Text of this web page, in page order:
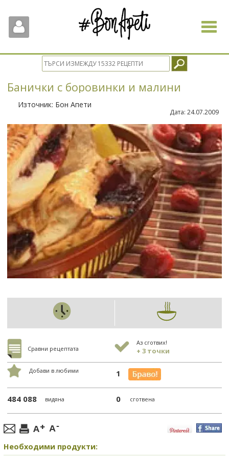
Toggle
Банички с боровинки и малини
Източник: Бон Апети
Дата: 24.07.2009
Сравни рецептата
Аз сготвих!
+ 3 точки
Добави в любими 1
484 088 видяна 0 сготвена
Необходими продукти: